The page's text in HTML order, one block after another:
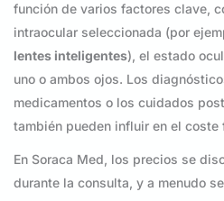
función de varios factores clave,
intraocular seleccionada (por
lentes inteligentes), el estado
uno o ambos ojos. Los
medicamentos o los cuidados
también pueden influir en el coste
En Soraca Med, los precios se
durante la consulta, y a menudo